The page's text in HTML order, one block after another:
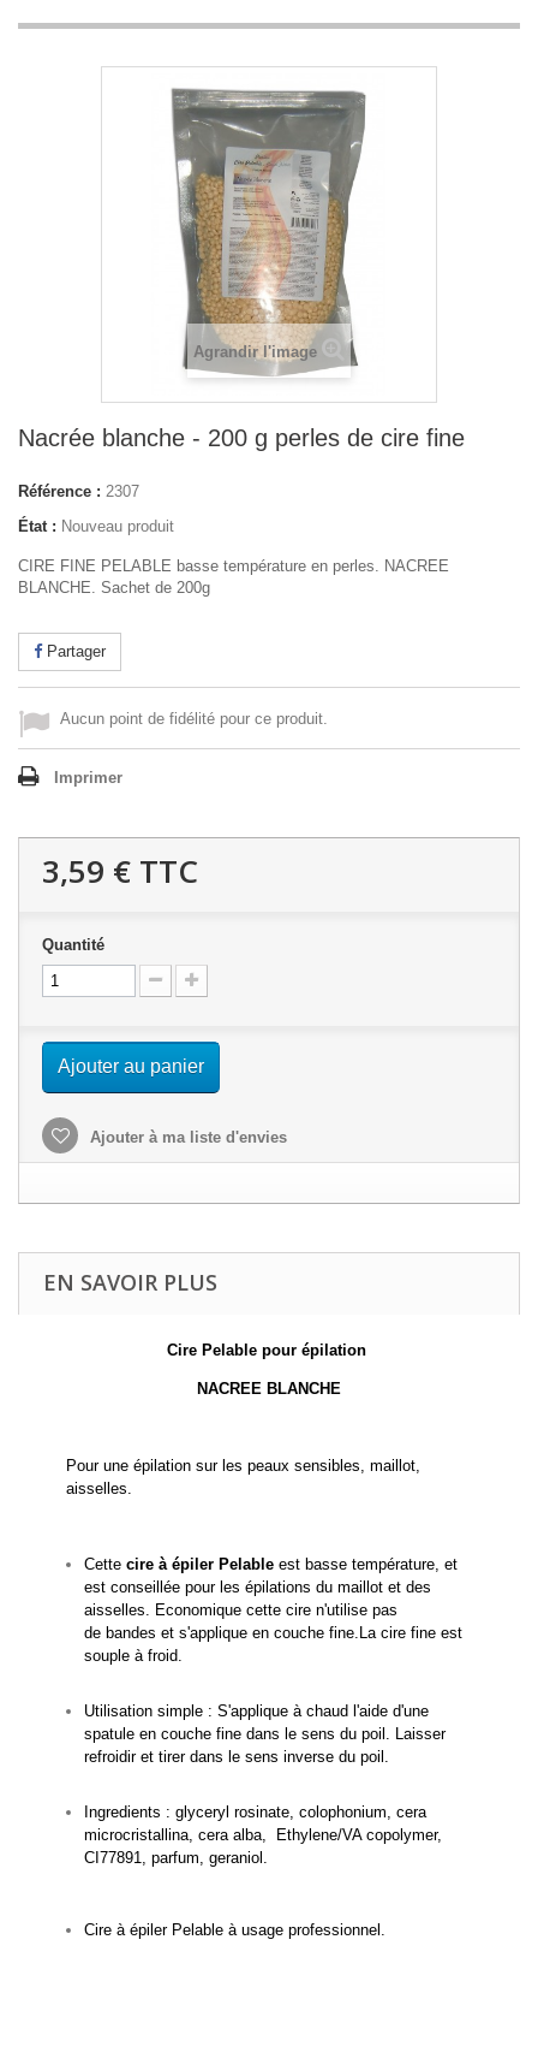
Agrandir l'image
Nacrée blanche - 200 g perles de cire fine
Référence : 2307
État : Nouveau produit
CIRE FINE PELABLE basse température en perles. NACREE
BLANCHE. Sachet de 200g
Partager
Aucun point de fidélité pour ce produit.
Imprimer
3,59 € TTC
Quantité
Ajouter au panier
Ajouter à ma liste d'envies
EN SAVOIR PLUS
Cire Pelable pour épilation
NACREE BLANCHE
Pour une épilation sur les peaux sensibles, maillot,
aisselles.
Cette cire à épiler Pelable est basse température, et
est conseillée pour les épilations du maillot et des
aisselles. Economique cette cire n'utilise pas
de bandes et s'applique en couche fine.La cire fine est
souple à froid.
Utilisation simple : S'applique à chaud l'aide d'une
spatule en couche fine dans le sens du poil. Laisser
refroidir et tirer dans le sens inverse du poil.
Ingredients : glyceryl rosinate, colophonium, cera
microcristallina, cera alba, Ethylene/VA copolymer,
CI77891, parfum, geraniol.
Cire à épiler Pelable à usage professionnel.